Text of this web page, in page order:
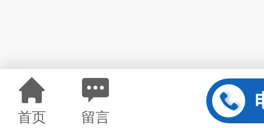
首页 留言